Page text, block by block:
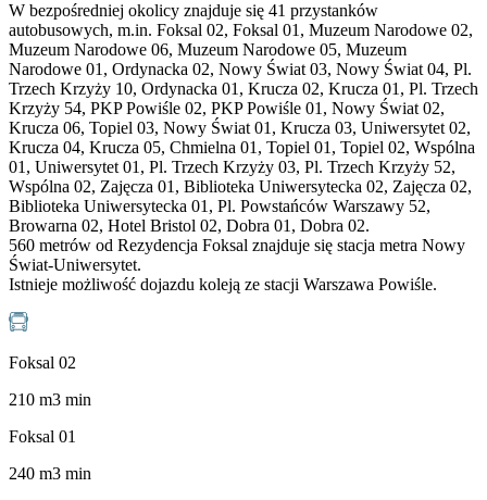
W bezpośredniej okolicy znajduje się 41 przystanków
autobusowych, m.in. Foksal 02, Foksal 01, Muzeum Narodowe 02,
Muzeum Narodowe 06, Muzeum Narodowe 05, Muzeum
Narodowe 01, Ordynacka 02, Nowy Świat 03, Nowy Świat 04, Pl.
Trzech Krzyży 10, Ordynacka 01, Krucza 02, Krucza 01, Pl. Trzech
Krzyży 54, PKP Powiśle 02, PKP Powiśle 01, Nowy Świat 02,
Krucza 06, Topiel 03, Nowy Świat 01, Krucza 03, Uniwersytet 02,
Krucza 04, Krucza 05, Chmielna 01, Topiel 01, Topiel 02, Wspólna
01, Uniwersytet 01, Pl. Trzech Krzyży 03, Pl. Trzech Krzyży 52,
Wspólna 02, Zajęcza 01, Biblioteka Uniwersytecka 02, Zajęcza 02,
Biblioteka Uniwersytecka 01, Pl. Powstańców Warszawy 52,
Browarna 02, Hotel Bristol 02, Dobra 01, Dobra 02.
560 metrów od Rezydencja Foksal znajduje się stacja metra Nowy
Świat-Uniwersytet.
Istnieje możliwość dojazdu koleją ze stacji Warszawa Powiśle.
Foksal 02
210 m3 min
Foksal 01
240 m3 min